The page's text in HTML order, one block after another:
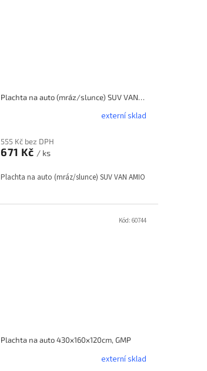
Plachta na auto (mráz/slunce) SUV VAN AMIO
externí sklad
555 Kč bez DPH
671 Kč / ks
Plachta na auto (mráz/slunce) SUV VAN AMIO
Plachta na auto 430x160x120cm, GMP
externí sklad
Kód: 60744